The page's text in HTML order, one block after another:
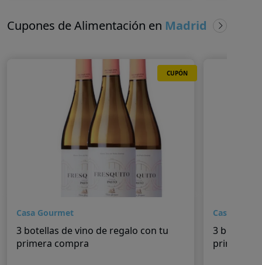
Cupones de Alimentación en Madrid
CUPÓN
Casa Gourmet
3 botellas de vino de regalo con tu
primera compra
Casa
3 botellas
primera